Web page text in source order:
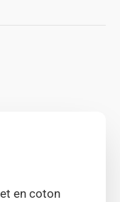
en coton